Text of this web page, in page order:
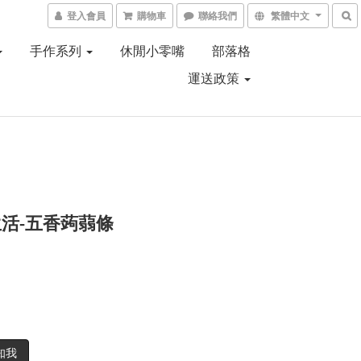
登入會員 購物車 聯絡我們 繁體中文
手作系列 休閒小零嘴
部落格
運送政策
-五香蒟蒻條
我